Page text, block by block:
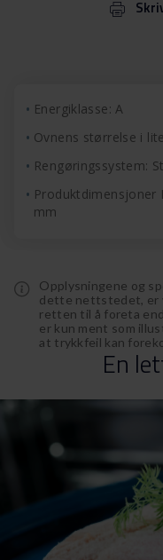
Energiklasse: A
Ovnens størrelse i
Rengøringssystem:
Produktdimensjoner
mm
Opplysningene og
dette nettstedet, er
retten til å foreta
er kun ment som
at trykkfeil kan
En